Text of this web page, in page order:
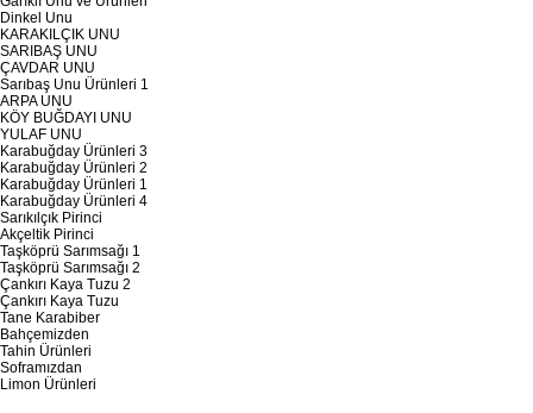
Dinkel Unu
KARAKILÇIK UNU
SARIBAŞ UNU
ÇAVDAR UNU
Sarıbaş Unu Ürünleri 1
ARPA UNU
KÖY BUĞDAYI UNU
YULAF UNU
Karabuğday Ürünleri 3
Karabuğday Ürünleri 2
Karabuğday Ürünleri 1
Karabuğday Ürünleri 4
Sarıkılçık Pirinci
Akçeltik Pirinci
Taşköprü Sarımsağı 1
Taşköprü Sarımsağı 2
Çankırı Kaya Tuzu 2
Çankırı Kaya Tuzu
Tane Karabiber
Bahçemizden
Tahin Ürünleri
Soframızdan
Limon Ürünleri